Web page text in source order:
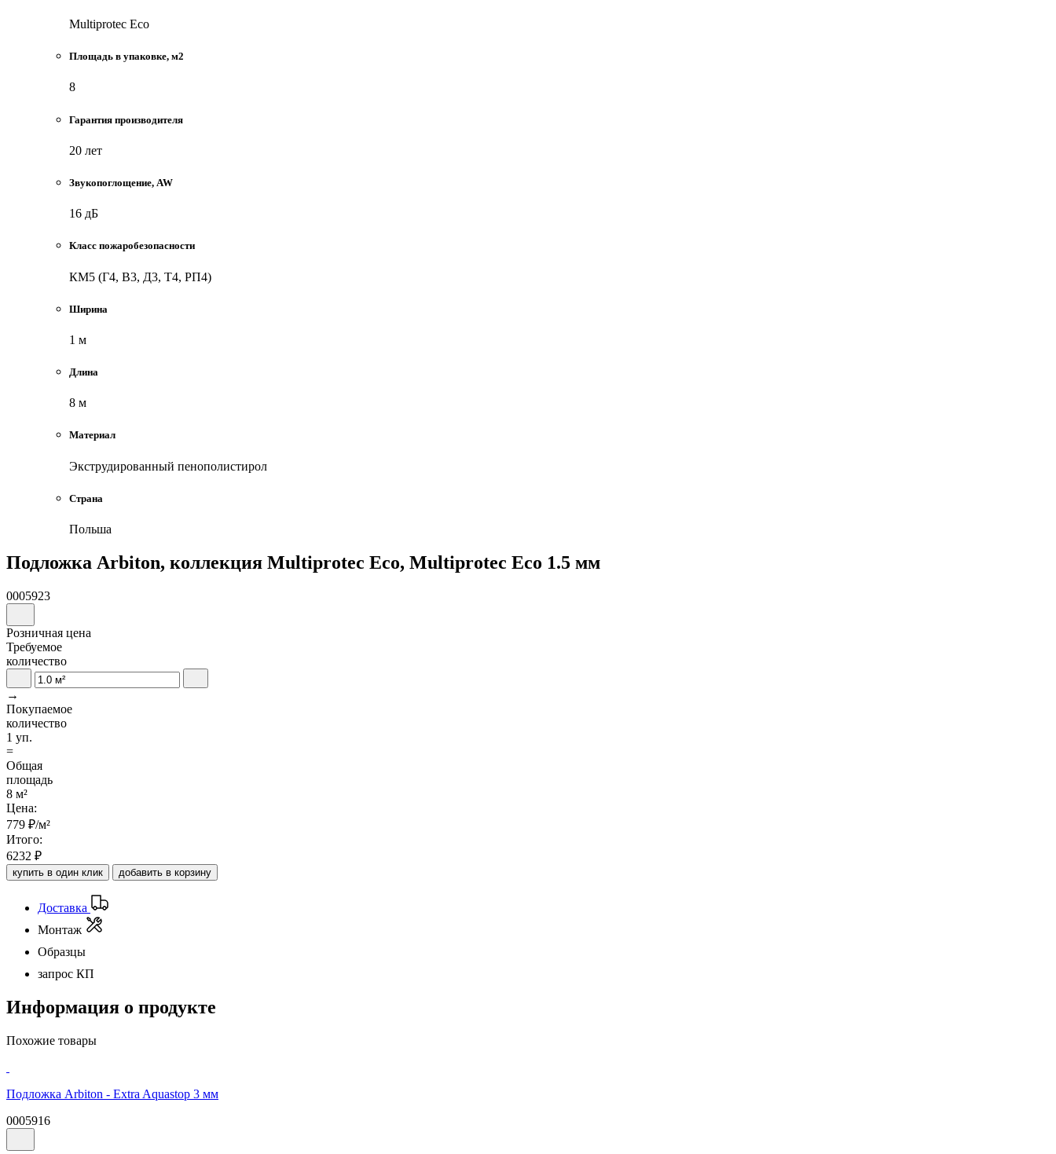
Multiprotec Eco
Площадь в упаковке, м2
8
Гарантия производителя
20 лет
Звукопоглощение, AW
16 дБ
Класс пожаробезопасности
КМ5 (Г4, В3, Д3, Т4, РП4)
Ширина
1 м
Длина
8 м
Материал
Экструдированный пенополистирол
Страна
Польша
Подложка Arbiton, коллекция Multiprotec Eco, Multiprotec Eco 1.5 мм
0005923
Розничная цена
Требуемое
количество
→
Покупаемое
количество
1 уп.
=
Общая
площадь
8 м²
Цена:
779 ₽/м²
Итого:
6232 ₽
купить в один клик добавить в корзину
Доставка
Монтаж
Образцы
запрос КП
Информация о продукте
Похожие товары
Подложка Arbiton - Extra Aquastop 3 мм
0005916